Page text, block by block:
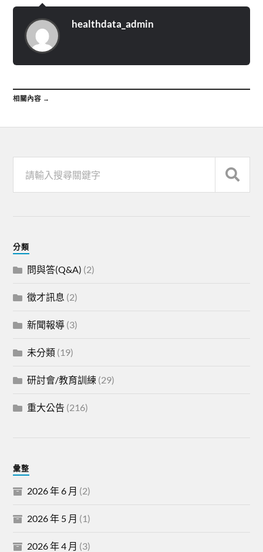
healthdata_admin
相關內容 →
分類
問與答(Q&A) (2)
徵才訊息 (2)
新聞報導 (3)
未分類 (19)
研討會/教育訓練 (29)
重大公告 (216)
彙整
2026 年 6 月 (2)
2026 年 5 月 (1)
2026 年 4 月 (3)